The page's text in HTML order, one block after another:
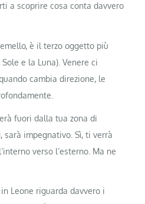
a scoprire cosa conta davvero
è il terzo oggetto più
e la Luna). Venere ci
cambia direzione, le
fuori dalla tua zona di
sarà impegnativo. Sì, ti verrà
verso l’esterno. Ma ne
Leone riguarda davvero i